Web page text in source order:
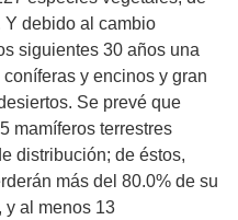
Y debido al cambio
siguientes 30 años una
y encinos y gran
Se prevé que
mamíferos terrestres
distribución; de éstos,
más del 80.0% de su
y al menos 13